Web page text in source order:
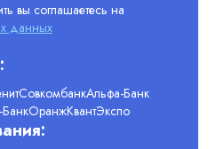
вы соглашаетесь на
данных
СовкомбанкАльфа-Банк
ОранжКвантЭкспо